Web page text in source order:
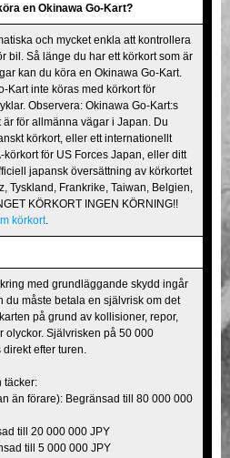
Tokyo Akihabara#1
Tokyo Shibuya
Tokyo Bay
Osaka
en Okinawa Go-Kart?
och mycket enkla att kontrollera
bil. Så länge du har ett körkort som är
kan du köra en Okinawa Go-Kart.
Kart inte köras med körkort för
Observera: Okinawa Go-Kart:s
för allmänna vägar i Japan. Du
körkort, eller ett internationellt
körkort för US Forces Japan, eller ditt
japansk översättning av körkortet
Tyskland, Frankrike, Taiwan, Belgien,
KÖRKORT INGEN KÖRNING!!
körkort.
med grundläggande skydd ingår
du måste betala en självrisk om det
på grund av kollisioner, repor,
olyckor. Självrisken på 50 000
efter turen.
täcker:
än förare): Begränsad till 80 000 000
till 20 000 000 JPY
till 5 000 000 JPY